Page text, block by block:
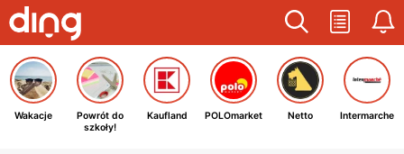
Wakacje
Powrót do
szkoły!
Kaufland POLOmarket Netto Intermarche